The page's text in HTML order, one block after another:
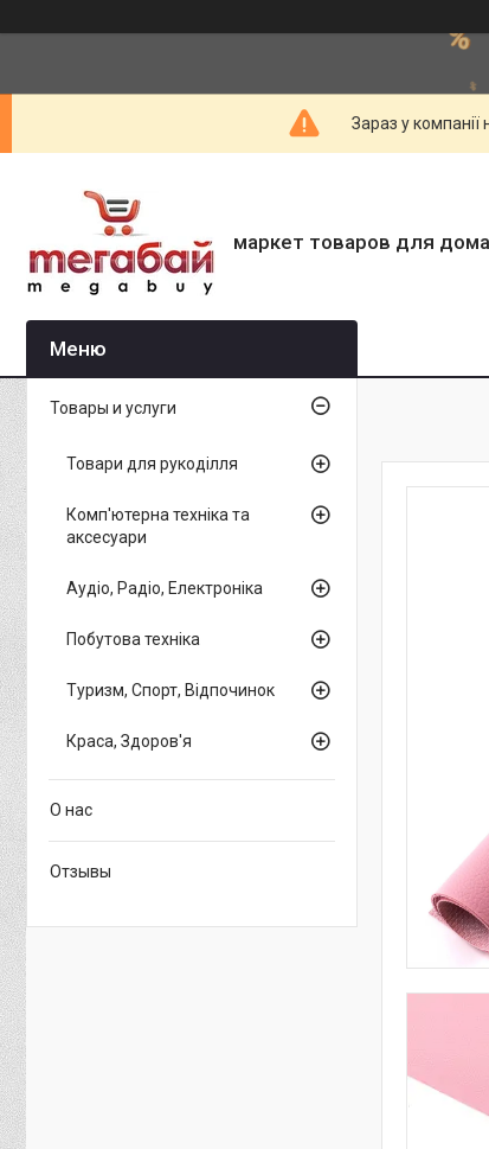
Зараз у
маркет товаров для
Товары и услуги
Товари для рукоділля
Комп'ютерна техніка та
аксесуари
Аудіо, Радіо, Електроніка
Побутова техніка
Туризм, Спорт, Відпочинок
Краса, Здоров'я
О нас
Отзывы